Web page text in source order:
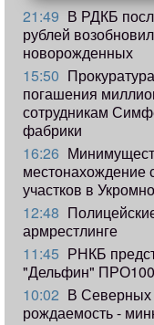
21:49 В РДКБ
рублей
новорожденных
15:50
погашения
сотрудникам
фабрики
16:26
местонахождение
участков в
12:48
армрестлинге
11:45 РНКБ
"Дельфин" ПРО100
10:02 В Северных
рождаемость -